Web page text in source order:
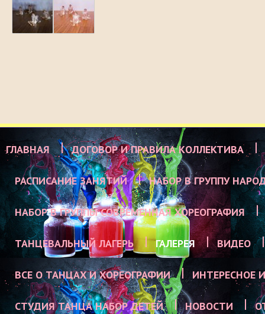
ГЛАВНАЯ ДОГОВОР И ПРАВИЛА КОЛЛЕКТИВА
РАСПИСАНИЕ ЗАНЯТИЙ НАБОР В ГРУППУ
НАБОР В ГРУППЫ СОВРЕМЕННАЯ ХОРЕОГРАФИЯ
ТАНЦЕВАЛЬНЫЙ ЛАГЕРЬ ГАЛЕРЕЯ ВИДЕО
ВСЕ О ТАНЦАХ И ХОРЕОГРАФИИ ИНТЕРЕСНОЕ
СТУДИЯ ТАНЦА НАБОР ДЕТЕЙ НОВОСТИ